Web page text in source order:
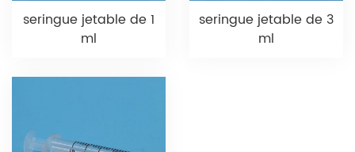
seringue jetable de 1
ml
seringue jetable de 3
ml